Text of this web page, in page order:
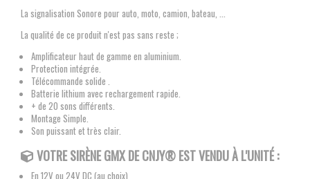
La signalisation Sonore pour auto, moto, camion, bateau, ...
La qualité de ce produit n'est pas sans reste ;
Amplificateur haut de gamme en aluminium.
Protection intégrée.
Télécommande solide .
Batterie lithium avec rechargement rapide.
+ de 20 sons différents.
Montage Simple.
Son puissant et très clair.
VOTRE SIRÈNE GMXDE CNJY®EST VENDU À L'UNITÉ :
En 12V ou 24V DC (au choix)